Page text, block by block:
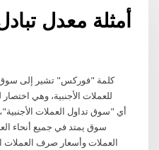
أمثلة معدل
كلمة "فوركس" تشير إلى سوق
للعملات الأجنبية، وهي
سوق يمتد في جميع أنحاء
العملات وأسعار صرف العملات